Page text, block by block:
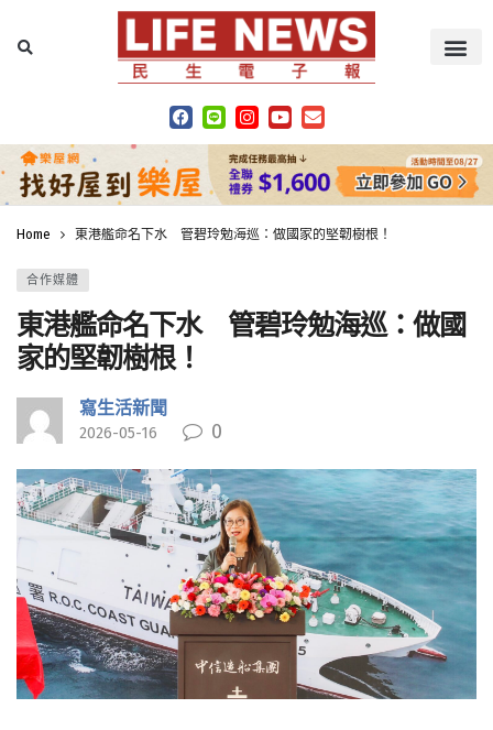
Home 東港艦命名下水 管碧玲勉海巡：做國家的堅韌樹根！
合作媒體
東港艦命名下水 管碧玲勉海巡：做國
家的堅韌樹根！
寫生活新聞
2026-05-16 0